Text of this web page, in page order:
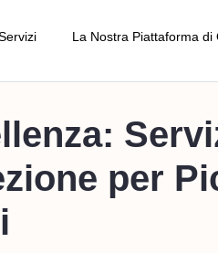
Pre-Produzione
Durante la Produzione
Pre-Spedizione
La Nostra Piattaforma di
Gestione degli Ordini
Gestione dei Fornitori
per